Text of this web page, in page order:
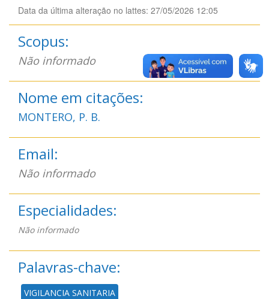
Data da última alteração no lattes: 27/05/2026 12:05
Scopus:
Não informado
Nome em citações:
MONTERO, P. B.
Email:
Não informado
Especialidades:
Não informado
Palavras-chave:
VIGILANCIA SANITARIA